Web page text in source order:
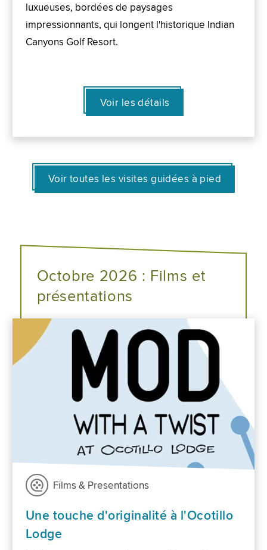
luxueuses, bordées de paysages
impressionnants, qui longent l'historique Indian
Canyons Golf Resort.
Voir les détails
Voir toutes les visites guidées à pied
Octobre 2026 : Films et
présentations
Films & Presentations
Une touche d'originalité à l'Ocotillo
Lodge